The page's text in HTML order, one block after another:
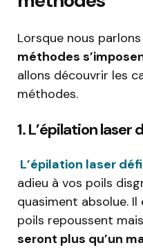
Lorsque nous
méthodes
allons découvrir les
méthodes.
1. L’épilation laser
L’épilation laser
adieu à vos poils
quasiment absolue.
poils repoussent
seront plus qu’un